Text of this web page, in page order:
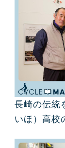
長崎の伝統
いほ）高校